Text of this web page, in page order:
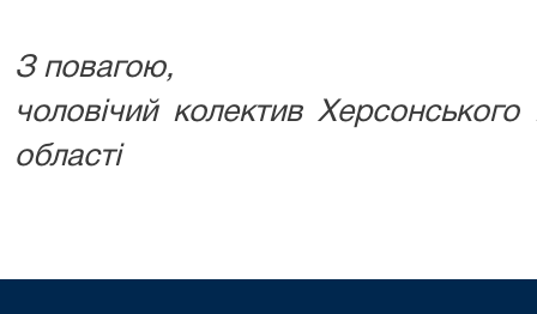
З повагою,
чоловічий колектив
області